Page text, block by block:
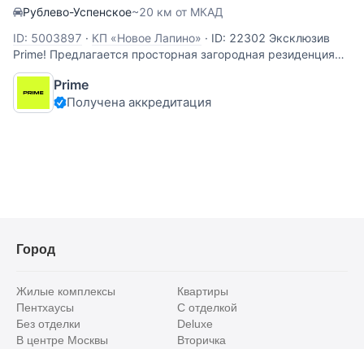
Рублево-Успенское~20 км от МКАД
ID: 5003897 · КП «Новое Лапино» · ID: 22302 Эксклюзив
Prime! Предлагается просторная загородная резиденция
площадью 1 100 м² на участке 25 соток с ландшафтным
дизайном, расположенная в охраняемом коттеджном
поселке «Новое Лапино», всего в 20 км от Москвы по
Prime
Получена аккредитация
Город
Жилые комплексы
Квартиры
Пентхаусы
С отделкой
Без отделки
Deluxe
В центре Москвы
Вторичка